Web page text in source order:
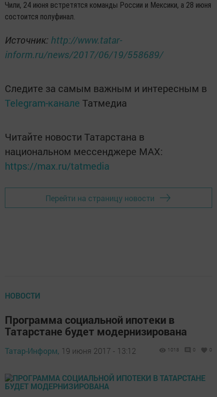
Чили, 24 июня встретятся команды России и Мексики, а 28 июня
состоится полуфинал.
Источник: http://www.tatar-
inform.ru/news/2017/06/19/558689/
Следите за самым важным и интересным в
Telegram-канале Татмедиа
Читайте новости Татарстана в
национальном мессенджере MАХ:
https://max.ru/tatmedia
Перейти на страницу новости
НОВОСТИ
Программа социальной ипотеки в
Татарстане будет модернизирована
Татар-Информ, 19 июня 2017 - 13:12 1018 0 0